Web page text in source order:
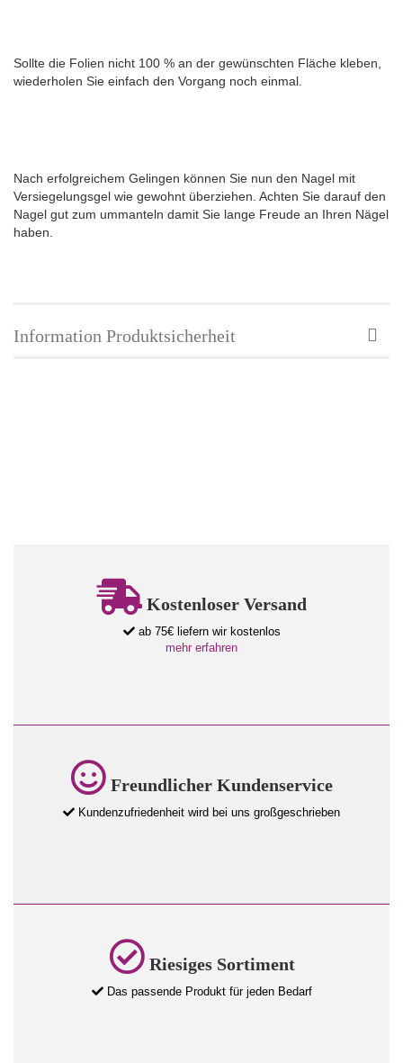
Sollte die Folien nicht 100 % an der gewünschten Fläche kleben,
wiederholen Sie einfach den Vorgang noch einmal.
Nach erfolgreichem Gelingen können Sie nun den Nagel mit
Versiegelungsgel wie gewohnt überziehen. Achten Sie darauf den
Nagel gut zum ummanteln damit Sie lange Freude an Ihren Nägel
haben.
Information Produktsicherheit
Kostenloser Versand
ab 75€ liefern wir kostenlos
mehr erfahren
Freundlicher Kundenservice
Kundenzufriedenheit wird bei uns großgeschrieben
Riesiges Sortiment
Das passende Produkt für jeden Bedarf